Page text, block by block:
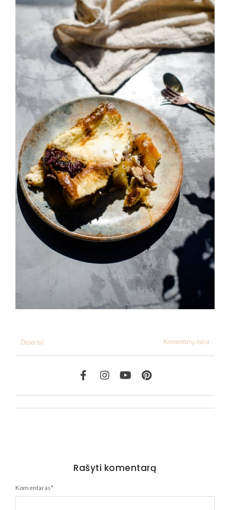
Desertai Komentarų nėra
Rašyti komentarą
Komentaras*